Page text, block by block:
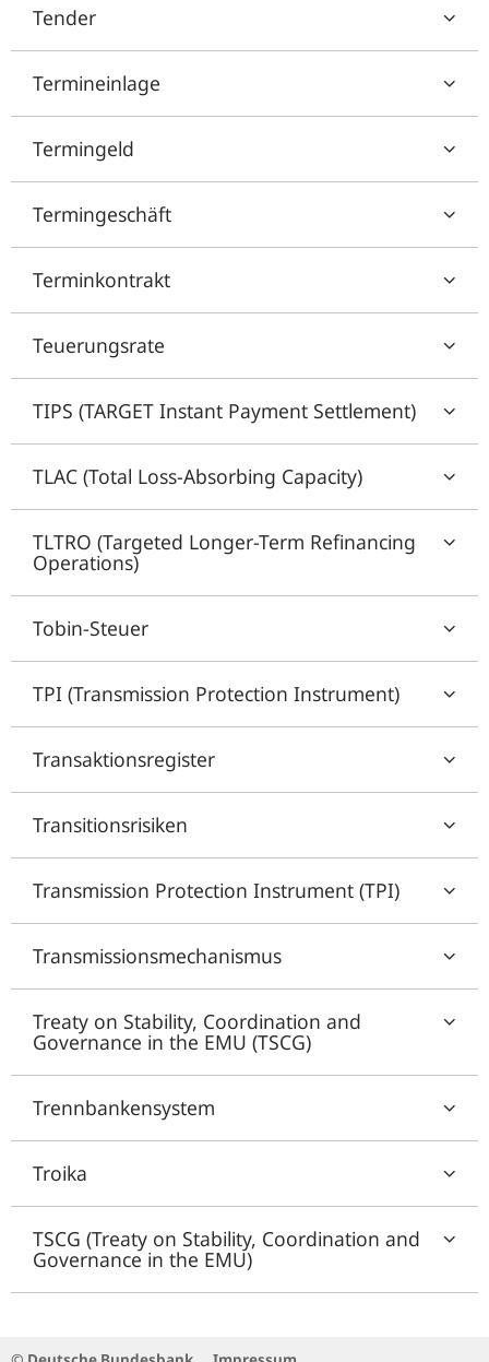
Tender
Termineinlage
Termingeld
Termingeschäft
Terminkontrakt
Teuerungsrate
TIPS (TARGET Instant Payment Settlement)
TLAC (Total Loss-Absorbing Capacity)
TLTRO (Targeted Longer-Term Refinancing
Operations)
Tobin-Steuer
TPI (Transmission Protection Instrument)
Transaktionsregister
Transitionsrisiken
Transmission Protection Instrument (TPI)
Transmissionsmechanismus
Treaty on Stability, Coordination and
Governance in the EMU (TSCG)
Trennbankensystem
Troika
TSCG (Treaty on Stability, Coordination and
Governance in the EMU)